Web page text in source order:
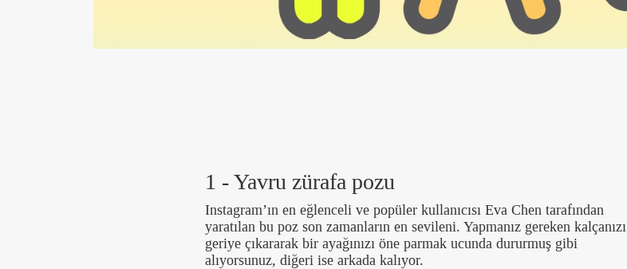
1 - Yavru zürafa pozu
Instagram’ın en eğlenceli ve popüler kullanıcısı Eva Chen tarafından
yaratılan bu poz son zamanların en sevileni. Yapmanız gereken kalçanızı
geriye çıkararak bir ayağınızı öne parmak ucunda dururmuş gibi
alıyorsunuz, diğeri ise arkada kalıyor.